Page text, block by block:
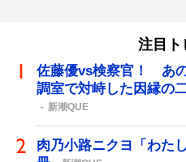
注目ト
佐藤優vs検察官！ あ
調室で対峙した因縁の
新潮QUE
肉乃小路ニクヨ「わた